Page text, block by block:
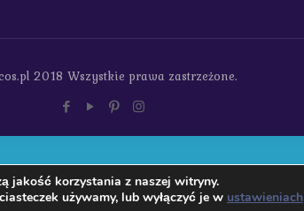
2018 Wszystkie prawa zastrzeżone.
jakość korzystania z naszej witryny.
używamy, lub wyłączyć je w ustawieniach